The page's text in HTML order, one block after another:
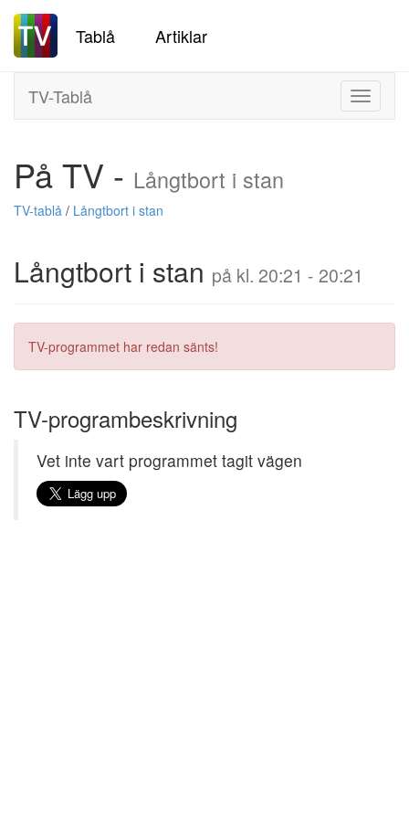
Tablå Artiklar
Toggle
TV-Tablå
På TV - Långtbort i stan
TV-tablå / Långtbort i stan
Långtbort i stan på kl. 20:21 - 20:21
TV-programmet har redan sänts!
TV-programbeskrivning
Vet inte vart programmet tagit vägen